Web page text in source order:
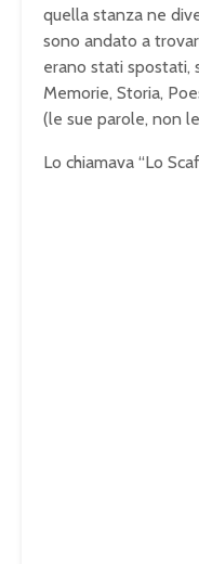
quella stanza ne
sono andato a
erano stati spostati,
Memorie, Storia,
(le sue parole, non
Lo chiamava “Lo